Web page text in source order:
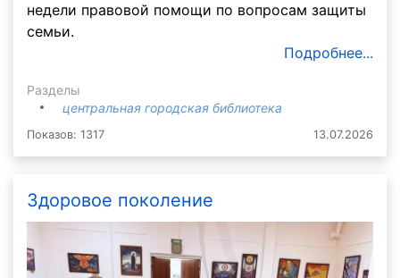
недели правовой помощи по вопросам защиты
семьи.
Подробнее...
Разделы
центральная городская библиотека
Показов: 1317 13.07.2026
Здоровое поколение